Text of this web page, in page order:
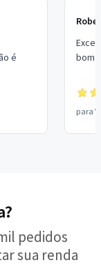
é
bom
para
pedidos
sua renda